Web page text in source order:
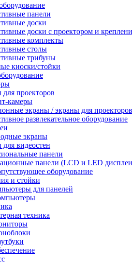
панели
доски
доски с проектором и
комплекты
столы
трибуны
киоски/стойки
проекторов
камеры
экраны / экраны для проекторов
развлекательное оборудование
экраны
видеостен
панели
панели (LCD и LED
оборудование
и стойки
для панелей
техника